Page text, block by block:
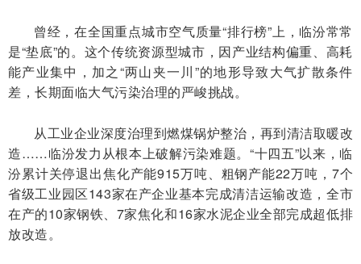
曾经，在全国重点城市空气质量“排行榜”上，临汾常常
是“垫底”的。这个传统资源型城市，因产业结构偏重、高耗
能产业集中，加之“两山夹一川”的地形导致大气扩散条件
差，长期面临大气污染治理的严峻挑战。
从工业企业深度治理到燃煤锅炉整治，再到清洁取暖改
造……临汾发力从根本上破解污染难题。“十四五”以来，临
汾累计关停退出焦化产能915万吨、粗钢产能22万吨，7个
省级工业园区143家在产企业基本完成清洁运输改造，全市
在产的10家钢铁、7家焦化和16家水泥企业全部完成超低排
放改造。